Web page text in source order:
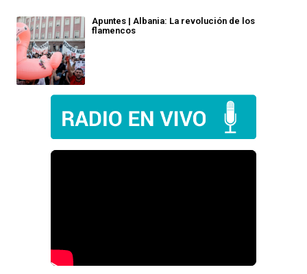
Apuntes | Albania: La revolución de los
flamencos